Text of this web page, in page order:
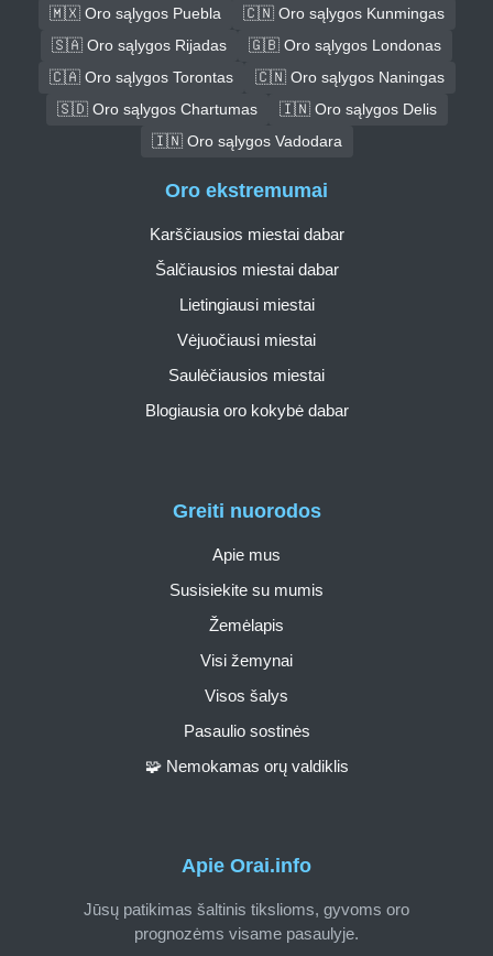
🇲🇽 Oro sąlygos Puebla
🇨🇳 Oro sąlygos Kunmingas
🇸🇦 Oro sąlygos Rijadas
🇬🇧 Oro sąlygos Londonas
🇨🇦 Oro sąlygos Torontas
🇨🇳 Oro sąlygos Naningas
🇸🇩 Oro sąlygos Chartumas
🇮🇳 Oro sąlygos Delis
🇮🇳 Oro sąlygos Vadodara
Apie Orai.info
Jūsų patikimas šaltinis tikslioms, gyvoms oro
prognozėms visame pasaulyje.
Greiti nuorodos
Apie mus
Susisiekite su mumis
Žemėlapis
Visi žemynai
Visos šalys
Pasaulio sostinės
🧩 Nemokamas orų valdiklis
Oro ekstremumai
Karščiausios miestai dabar
Šalčiausios miestai dabar
Lietingiausi miestai
Vėjuočiausi miestai
Saulėčiausios miestai
Blogiausia oro kokybė dabar